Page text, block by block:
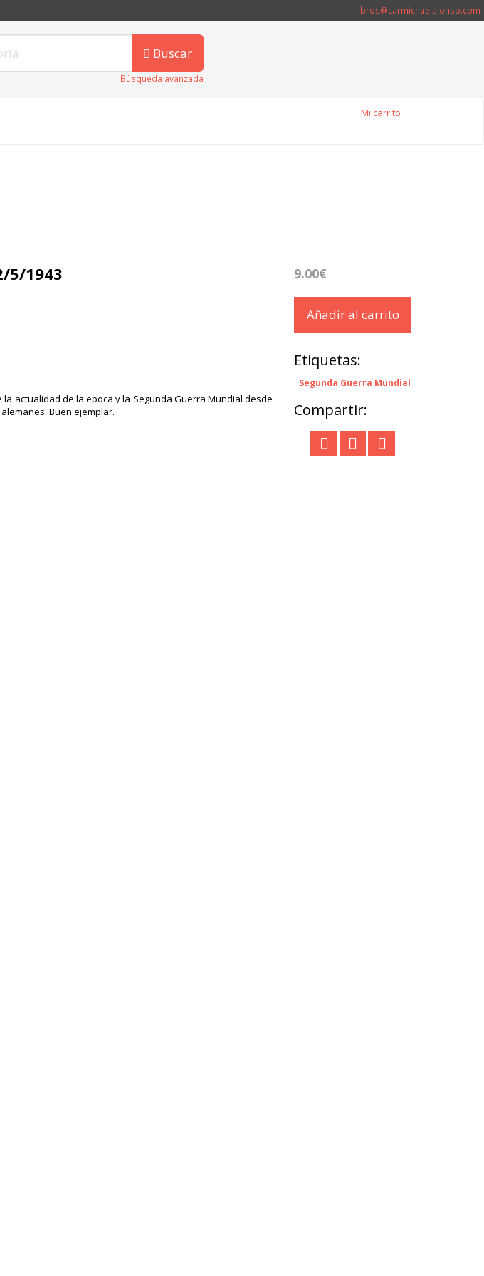
libros@carmichaelalonso.com
Buscar
Búsqueda avanzada
Mi carrito
5/1943
actualidad de la epoca y la Segunda Guerra Mundial desde
Buen ejemplar.
9.00€
Añadir al carrito
Etiquetas:
Segunda Guerra Mundial
Compartir: